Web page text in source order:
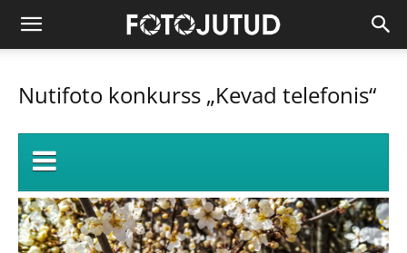
Nutifoto konkurss „Kevad telefonis“